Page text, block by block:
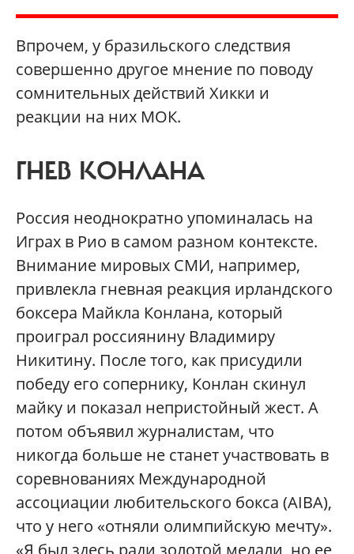
Впрочем, у бразильского следствия
совершенно другое мнение по поводу
сомнительных действий Хикки и
реакции на них МОК.
ГНЕВ КОНЛАНА
Россия неоднократно упоминалась на
Играх в Рио в самом разном контексте.
Внимание мировых СМИ, например,
привлекла гневная реакция ирландского
боксера Майкла Конлана, который
проиграл россиянину Владимиру
Никитину. После того, как присудили
победу его сопернику, Конлан скинул
майку и показал непристойный жест. А
потом объявил журналистам, что
никогда больше не станет участвовать в
соревнованиях Международной
ассоциации любительского бокса (AIBA),
что у него «отняли олимпийскую мечту».